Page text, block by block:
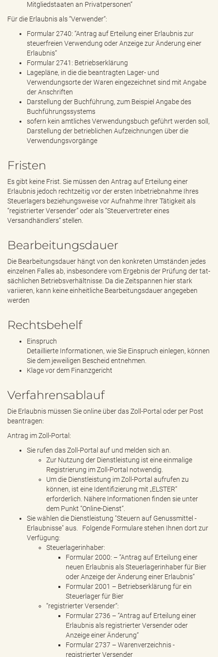
Mitgliedstaaten an Privatpersonen“
Für die Erlaubnis als “Verwender“:
Formular 2740: “Antrag auf Erteilung einer Erlaubnis zur
steuerfreien Verwendung oder Anzeige zur Änderung einer
Erlaubnis“
Formular 2741: Betriebserklärung
Lagepläne, in die die beantragten Lager- und
Verwendungsorte der Waren eingezeichnet sind mit Angabe
der Anschriften
Darstellung der Buchführung, zum Beispiel Angabe des
Buchführungssystems
sofern kein amtliches Verwendungsbuch geführt werden soll,
Darstellung der betrieblichen Aufzeichnungen über die
Verwendungsvorgänge
Fristen
Es gibt keine Frist. Sie müssen den Antrag auf Erteilung einer
Erlaubnis jedoch rechtzeitig vor der ersten Inbetriebnahme Ihres
Steuerlagers beziehungsweise vor Aufnahme Ihrer Tätigkeit als
“registrierter Versender“ oder als “Steuervertreter eines
Versandhändlers“ stellen.
Bearbeitungsdauer
Die Bearbeitungsdauer hängt von den konkreten Umständen jedes
einzelnen Falles ab, insbesondere vom Ergebnis der Prüfung der tat-
sächlichen Betriebsverhältnisse. Da die Zeitspannen hier stark
variieren, kann keine einheitliche Bearbeitungsdauer angegeben
werden
Rechtsbehelf
Einspruch
Detaillierte Informationen, wie Sie Einspruch einlegen, können
Sie dem jeweiligen Bescheid entnehmen.
Klage vor dem Finanzgericht
Verfahrensablauf
Die Erlaubnis müssen Sie online über das Zoll-Portal oder per Post
beantragen:
Antrag im Zoll-Portal:
Sie rufen das Zoll-Portal auf und melden sich an.
Zur Nutzung der Dienstleistung ist eine einmalige
Registrierung im Zoll-Portal notwendig.
Um die Dienstleistung im Zoll-Portal aufrufen zu
können, ist eine Identifizierung mit „ELSTER“
erforderlich. Nähere Informationen finden sie unter
dem Punkt “Online-Dienst“.
Sie wählen die Dienstleistung "Steuern auf Genussmittel -
Erlaubnisse" aus. Folgende Formulare stehen Ihnen dort zur
Verfügung:
Steuerlagerinhaber:
Formular 2000: – “Antrag auf Erteilung einer
neuen Erlaubnis als Steuerlagerinhaber für Bier
oder Anzeige der Änderung einer Erlaubnis“
Formular 2001 – Betriebserklärung für ein
Steuerlager für Bier
“registrierter Versender“:
Formular 2736 – “Antrag auf Erteilung einer
Erlaubnis als registrierter Versender oder
Anzeige einer Änderung“
Formular 2737 – Warenverzeichnis -
registrierter Versender